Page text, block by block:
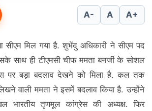
A- A A+
सीएम मिल गया है. शुभेंदु अधिकारी ने सीएम पद
साथ ही टीएमसी चीफ ममता बनर्जी के सोशल
पर बड़ा बदलाव देखने को मिला है. कल तक
वाली ममता ने इसमें बदलाव किया है. उन्होंने
भारतीय तृणमूल कांग्रेस की अध्यक्ष. फिर